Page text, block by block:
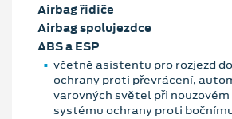
Airbag řidiče
Airbag spolujezdce
ABS a ESP
včetně asistentu pro rozjezd
ochrany proti převrácení,
varovných světel při
systému ochrany proti